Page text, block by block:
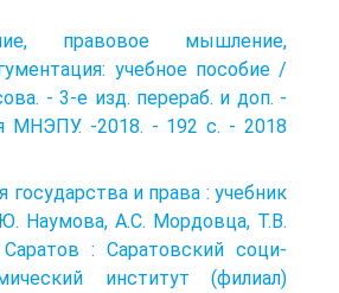
правовое мышление,
учебное пособие /
- 3-е изд. перераб. и доп. -
МНЭПУ. -2018. - 192 с. - 2018
государства и права : учебник
Наумова, А.С. Мордовца, Т.В.
: Саратовский соци­
институт (филиал)